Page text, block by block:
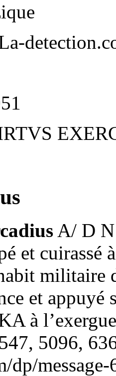
A/ D
et
militaire
et
à
5096,
dp/